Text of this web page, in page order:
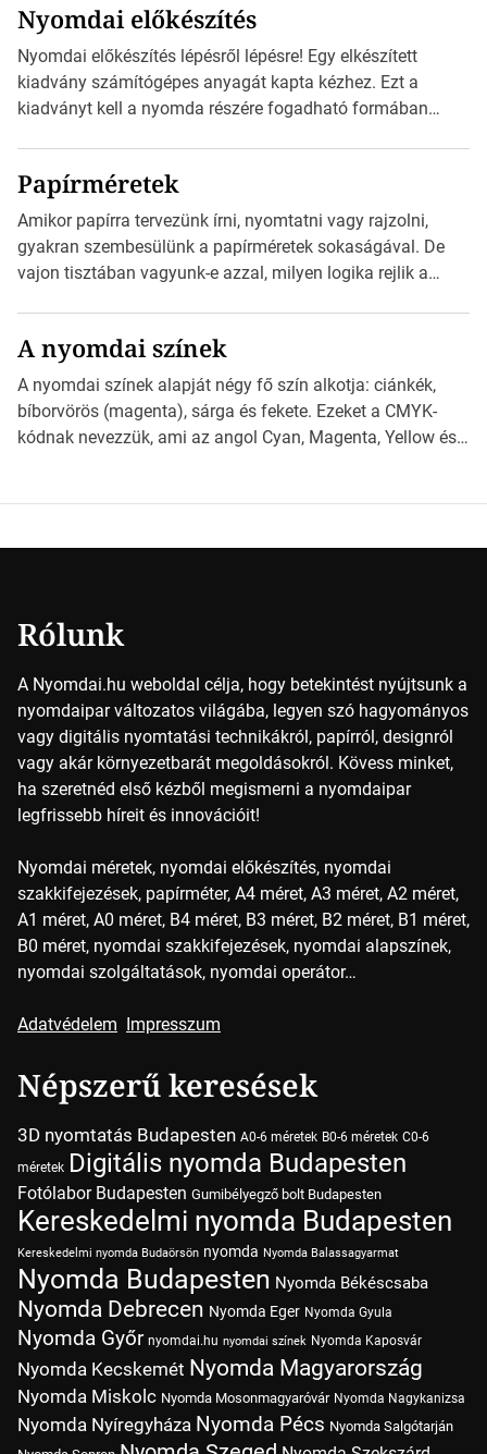
telepíthet egy QR-kód-leolvasó alkalmazást, ami leolvasni
és dekódolni képes az URL-információt és átirányítja a
telefon böngészőjét a cég weblapjára. A QR-kód
beolvasása után a felhasználó szöveges üzenetet kaphat,
Nyomdai előkészítés
Nyomdai előkészítés lépésről lépésre! Egy elkészített
kiadvány számítógépes anyagát kapta kézhez. Ezt a
kiadványt kell a nyomda részére fogadható formában
Illustratorban készült vektorgrafika. Minden esetben
konzultáljunk a nyomdával, mielőtt elkezdjük a nyomdai
előkészítést!Nehogy az elkészült munka után derüljön ki,
hogy valamit másképp kellett volna csinálni! […]
Papírméretek
Amikor papírra tervezünk írni, nyomtatni vagy rajzolni,
gyakran szembesülünk a papírméretek sokaságával. De
vajon tisztában vagyunk-e azzal, milyen logika rejlik a
a cikkben a papírméretek izgalmas világába kalauzolunk el
téged, hogy jobban megértsd, milyen szempontok alapján
érdemes választanod a jövőben. Bevezetés a
papírméretek világába A papírméretek […]
A nyomdai színek
A nyomdai színek alapját négy fő szín alkotja: ciánkék,
bíborvörös (magenta), sárga és fekete. Ezeket a CMYK-
kódnak nevezzük, ami az angol Cyan, Magenta, Yellow és
Rólunk
A Nyomdai.hu weboldal célja, hogy betekintést nyújtsunk a
nyomdaipar változatos világába, legyen szó hagyományos
vagy digitális nyomtatási technikákról, papírról, designról
vagy akár környezetbarát megoldásokról. Kövess minket,
ha szeretnéd első kézből megismerni a nyomdaipar
legfrissebb híreit és innovációit!
Nyomdai méretek, nyomdai előkészítés, nyomdai
szakkifejezések, papírméter, A4 méret, A3 méret, A2 méret,
A1 méret, A0 méret, B4 méret, B3 méret, B2 méret, B1 méret,
B0 méret, nyomdai szakkifejezések, nyomdai alapszínek,
nyomdai szolgáltatások, nyomdai operátor…
Adatvédelem Impresszum
Népszerű keresések
3D nyomtatás Budapesten A0-6 méretek B0-6 méretek C0-6
méretek Digitális nyomda Budapesten
Fotólabor Budapesten Gumibélyegző bolt Budapesten
Kereskedelmi nyomda Budapesten
Kereskedelmi nyomda Budaörsön nyomda Nyomda Balassagyarmat
Nyomda Budapesten Nyomda Békéscsaba
Nyomda Debrecen Nyomda Eger Nyomda Gyula
Nyomda Győr nyomdai.hu nyomdai színek Nyomda Kaposvár
Nyomda Kecskemét Nyomda Magyarország
Nyomda Miskolc Nyomda Mosonmagyaróvár Nyomda Nagykanizsa
Nyomda Nyíregyháza Nyomda Pécs Nyomda Salgótarján